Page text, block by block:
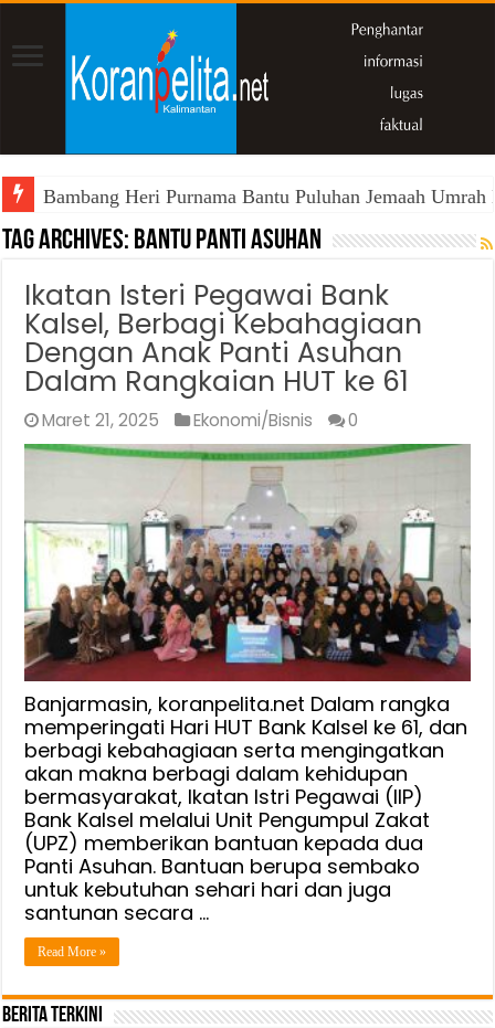
Bambang Heri Purnama Bantu Puluhan Jemaah
Tag Archives: Bantu panti asuhan
Ikatan Isteri Pegawai Bank
Kalsel, Berbagi Kebahagiaan
Dengan Anak Panti Asuhan
Dalam Rangkaian HUT ke 61
Maret 21, 2025 Ekonomi/Bisnis 0
Banjarmasin, koranpelita.net Dalam rangka
memperingati Hari HUT Bank Kalsel ke 61, dan
berbagi kebahagiaan serta mengingatkan
akan makna berbagi dalam kehidupan
bermasyarakat, Ikatan Istri Pegawai (IIP)
Bank Kalsel melalui Unit Pengumpul Zakat
(UPZ) memberikan bantuan kepada dua
Panti Asuhan. Bantuan berupa sembako
untuk kebutuhan sehari hari dan juga
santunan secara …
Read More »
Berita Terkini